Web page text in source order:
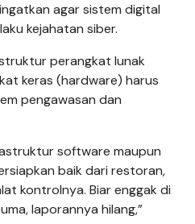
agar sistem digital
kejahatan siber.
perangkat lunak
keras (hardware) harus
pengawasan dan
software maupun
baik dari restoran,
kontrolnya. Biar enggak di
laporannya hilang,”